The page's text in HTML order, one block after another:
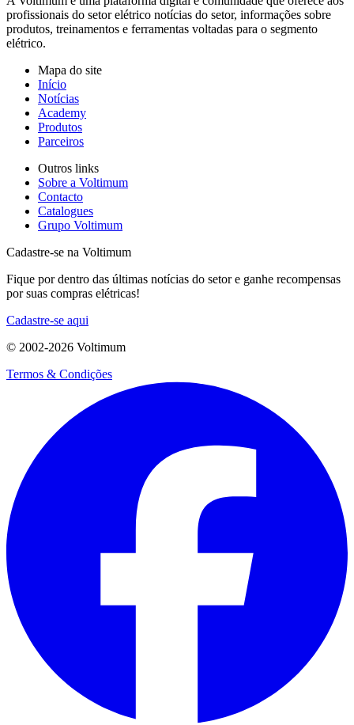
profissionais do setor elétrico notícias do setor, informações sobre
produtos, treinamentos e ferramentas voltadas para o segmento
elétrico.
Mapa do site
Início
Notícias
Academy
Produtos
Parceiros
Outros links
Sobre a Voltimum
Contacto
Catalogues
Grupo Voltimum
Cadastre-se na Voltimum
Fique por dentro das últimas notícias do setor e ganhe recompensas
por suas compras elétricas!
Cadastre-se aqui
© 2002-2026 Voltimum
Termos & Condições